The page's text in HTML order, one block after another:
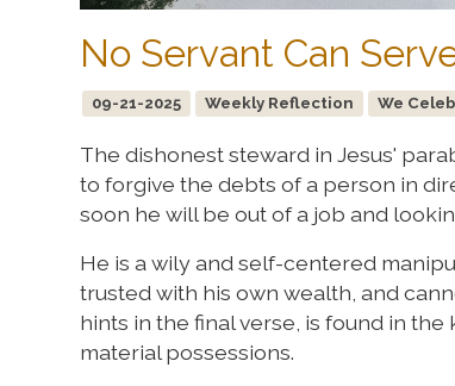
No Servant Can
09-21-2025 Weekly Reflection We
The dishonest steward in Jesus'
to forgive the debts of a person in
soon he will be out of a job and
He is a wily and self-centered
trusted with his own wealth, and
hints in the final verse, is found in
material possessions.